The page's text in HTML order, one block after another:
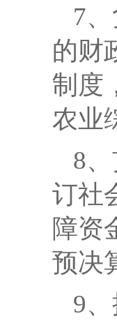
7
的财
制度
农业
8
订社
障资
预决
9、